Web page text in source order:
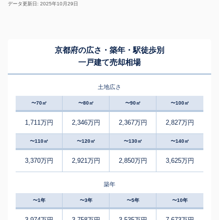
データ更新日: 2025年10月29日
京都府の広さ・築年・駅徒歩別
一戸建て売却相場
土地広さ
〜70㎡ 〜80㎡ 〜90㎡ 〜100㎡
1,711万円 2,346万円 2,367万円 2,827万円
〜110㎡ 〜120㎡ 〜130㎡ 〜140㎡
3,370万円 2,921万円 2,850万円 3,625万円
築年
〜1年 〜3年 〜5年 〜10年